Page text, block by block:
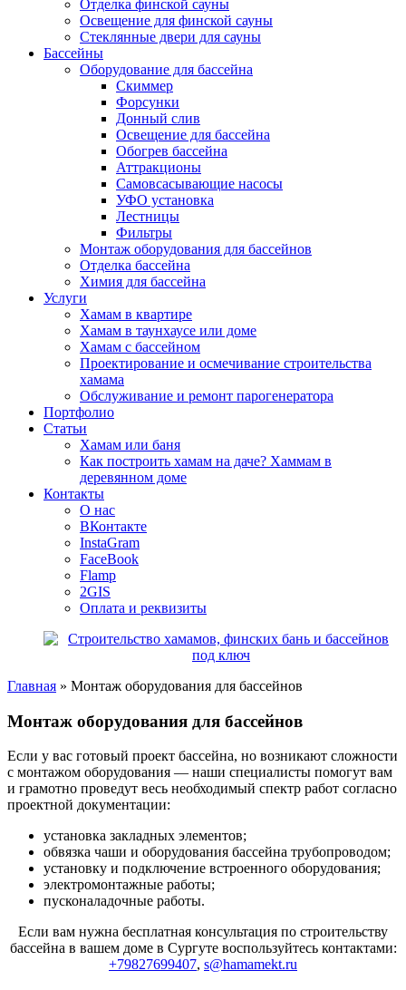
Отделка финской сауны
Освещение для финской сауны
Стеклянные двери для сауны
Бассейны
Оборудование для бассейна
Скиммер
Форсунки
Донный слив
Освещение для бассейна
Обогрев бассейна
Аттракционы
Самовсасывающие насосы
УФО установка
Лестницы
Фильтры
Монтаж оборудования для бассейнов
Отделка бассейна
Химия для бассейна
Услуги
Хамам в квартире
Хамам в таунхаусе или доме
Хамам с бассейном
Проектирование и осмечивание строительства
хамама
Обслуживание и ремонт парогенератора
Портфолио
Статьи
Хамам или баня
Как построить хамам на даче? Хаммам в
деревянном доме
Контакты
О нас
ВКонтакте
InstaGram
FaceBook
Flamp
2GIS
Оплата и реквизиты
Главная » Монтаж оборудования для бассейнов
Монтаж оборудования для бассейнов
Если у вас готовый проект бассейна, но возникают сложности
c монтажом оборудования — наши специалисты помогут вам
и грамотно проведут весь необходимый спектр работ согласно
проектной документации:
установка закладных элементов;
обвязка чаши и оборудования бассейна трубопроводом;
установку и подключение встроенного оборудования;
электромонтажные работы;
пусконаладочные работы.
Если вам нужна бесплатная консультация по строительству
бассейна в вашем доме в Сургуте воспользуйтесь контактами:
+79827699407, s@hamamekt.ru